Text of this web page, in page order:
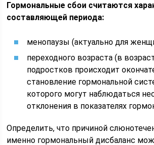
Гормональные сбои считаются
составляющей периода:
менопаузы (актуально для
переходного возраста (в
подростков происходит
становление гормональной
которого могут наблюдаться
отклонения в показателях
Определить, что причиной
именно гормональный дисбаланс